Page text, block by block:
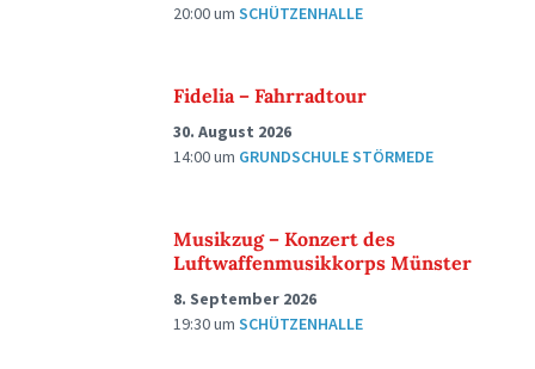
20:00um SCHÜTZENHALLE
Fidelia – Fahrradtour
30. August 2026
14:00um GRUNDSCHULE STÖRMEDE
Musikzug – Konzert des
Luftwaffenmusikkorps Münster
8. September 2026
19:30um SCHÜTZENHALLE